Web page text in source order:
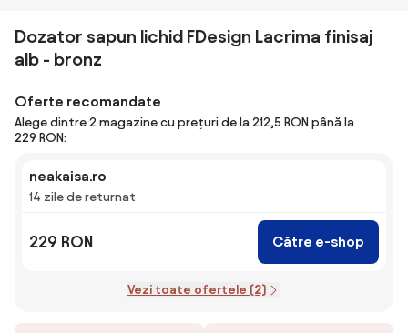
Dozator sapun lichid FDesign Lacrima finisaj
alb - bronz
Oferte recomandate
Alege dintre 2 magazine cu prețuri de la 212,5 RON până la
229 RON:
neakaisa.ro
14 zile de returnat
229 RON Către e-shop
Vezi toate ofertele (2)